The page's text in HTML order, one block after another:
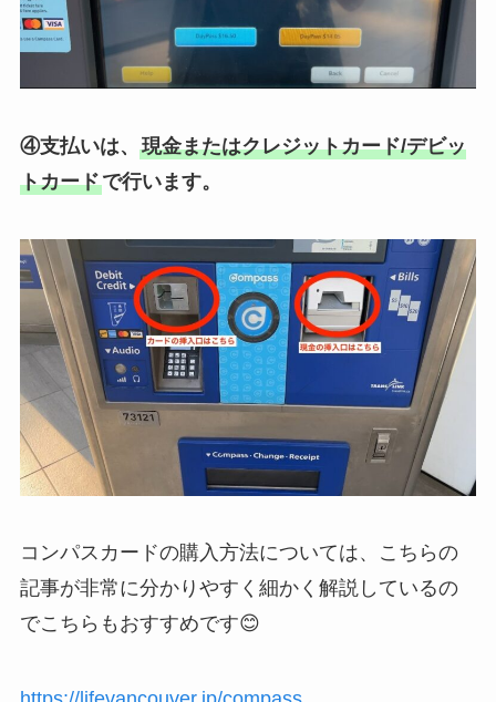
④支払いは、 現金またはクレジットカード/デビッ
トカードで行います。
コンパスカードの購入方法については、こちらの
記事が非常に分かりやすく細かく解説しているの
でこちらもおすすめです😊